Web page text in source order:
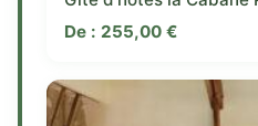
De : 255,00 €